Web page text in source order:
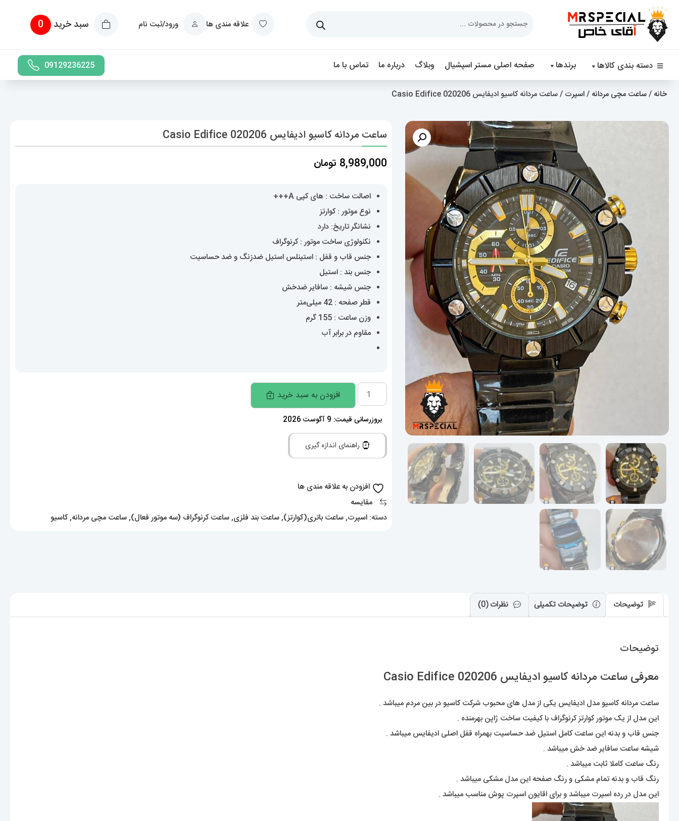
علاقه مندی ها ورود/ثبت نام سبد خرید 0
دسته بندی کالاها برندها صفحه اصلی مستر اسپشیال وبلاگ درباره ما تماس با ما 09129236225
خانه /ساعت مچی مردانه /اسپرت / ساعت مردانه کاسیو ادیفایس Casio Edifice 020206
ساعت مردانه کاسیو ادیفایس Casio Edifice 020206
8,989,000 تومان
اصالت ساخت : های کپی A+++
نوع موتور : کوارتز
نشانگر تاریخ: دارد
نکنولوژی ساخت موتور : کرنوگراف
جنس قاب و قفل : استینلس استیل ضدزنگ و ضد حساسیت
جنس بند : استیل
جنس شیشه : سافایر ضدخش
قطر صفحه : 42 میلی‌متر
وزن ساعت : 155 گرم
مقاوم در برابر آب
ساعت
مردانه
کاسیو
ادیفایس
Casio
020206
عدد
افزودن به سبد خرید
بروزرسانی قیمت: 9 آگوست 2026
راهنمای اندازه گیری
افزودن به علاقه مندی ها
مقایسه
دسته: اسپرت,ساعت باتری(کوارتز),ساعت بند فلزی,ساعت کرنوگراف (سه موتور فعال),ساعت مچی مردانه,کاسیو
توضیحات توضیحات تکمیلی نظرات (0)
توضیحات
معرفی ساعت مردانه کاسیو ادیفایس Casio Edifice 020206
ساعت مردانه کاسیو مدل ادیفایس یکی از مدل های محبوب شرکت کاسیو در بین مردم میباشد .
این مدل از یک موتور کوارتز کرنوگراف با کیفیت ساخت ژاپن بهرمنده .
جنس قاب و بدنه این ساعت کامل استیل ضد حساسیت بهمراه قفل اصلی ادیفایس میباشد .
شیشه ساعت سافایر ضد خش میباشد .
رنگ ساعت کاملا ثابت میباشد .
رنگ قاب و بدنه تمام مشکی و رنگ صفحه این مدل مشکی میباشد .
این مدل در رده اسپرت میباشد و برای اقایون اسپرت پوش مناسب میباشد .